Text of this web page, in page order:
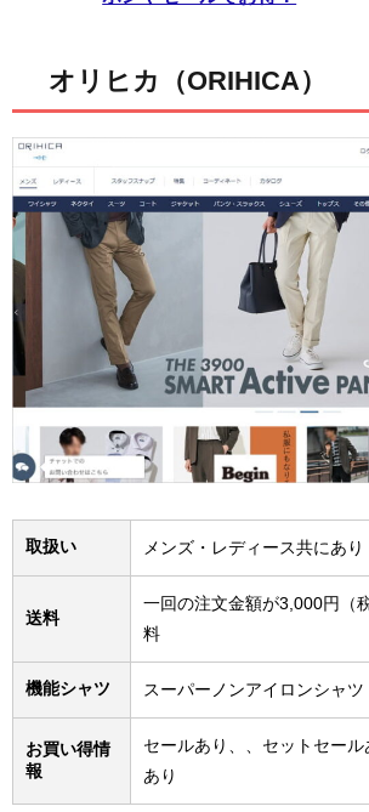
オリヒカ（ORIHICA）
取扱い メンズ・レディース共にあり
送料
一回の注文金額が3,000円（
料
機能シャツ スーパーノンアイロンシャツ
お買い得情
報
セールあり、、セットセール
あり